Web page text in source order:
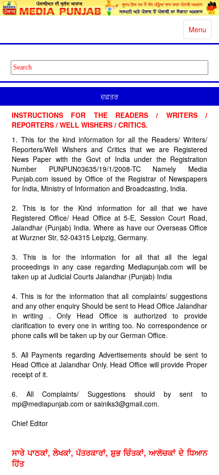
Toggle
Menu
ਦਫ਼ਤਰ
INSTRUCTIONS FOR THE READERS / WRITERS /
REPORTERS / WELL WISHERS / CRITICS.
1. This for the kind information for all the Readers/ Writers/
Reporters/Well Wishers and Critics that we are Registered
News Paper with the Govt of India under the Registration
Number PUNPUN03635/19/1/2008-TC Namely Media
Punjab.com issued by Office of the Registrar of Newspapers
for India, Ministry of Information and Broadcasting, India.
2. This is for the Kind information for all that we have
Registered Office/ Head Office at 5-E, Session Court Road,
Jalandhar (Punjab) India. Where as have our Overseas Office
at Wurzner Str, 52-04315 Leipzig, Germany.
3. This is for the information for all that all the legal
proceedings in any case regarding Mediapunjab.com will be
taken up at Judicial Courts Jalandhar (Punjab) India
4. This is for the information that all complaints/ suggestions
and any other enquiry Should be sent to Head Office Jalandhar
in writing . Only Head Office is authorized to provide
clarification to every one in writing too. No correspondence or
phone calls will be taken up by our German Office.
5. All Payments regarding Advertisements should be sent to
Head Office at Jalandhar Only. Head Office will provide Proper
receipt of it.
6. All Complaints/ Suggestions should by sent to
mp@mediapunjab.com or sainiks3@gmail.com.
Chief Editor
ਸਾਰੇ ਪਾਠਕਾਂ, ਲੇਖਕਾਂ, ਪੱਤਰਕਾਰਾਂ, ਸ਼ੁਭ ਚਿੰਤਕਾਂ, ਆਲੋਚਕਾਂ ਦੇ ਧਿਆਨ
ਹਿੱਤ